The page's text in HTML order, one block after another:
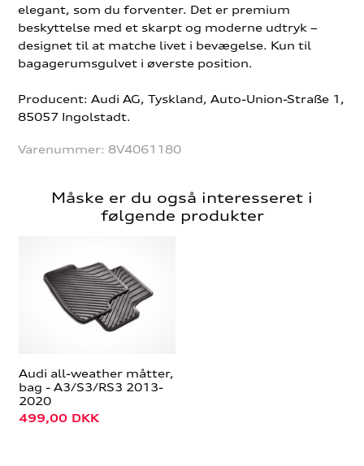
elegant, som du forventer. Det er premium
beskyttelse med et skarpt og moderne udtryk –
designet til at matche livet i bevægelse. Kun til
bagagerumsgulvet i øverste position.
Producent: Audi AG, Tyskland, Auto-Union-Straße 1,
85057 Ingolstadt.
Varenummer: 8V4061180
Måske er du også interesseret i
følgende produkter
Audi all-weather måtter,
bag - A3/S3/RS3 2013-
2020
499,00 DKK